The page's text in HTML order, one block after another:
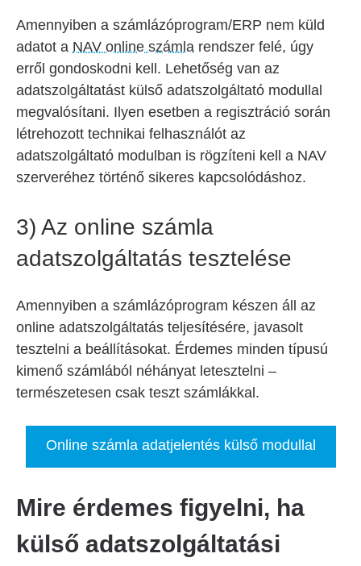
Amennyiben a számlázóprogram/ERP nem küld
adatot a NAV online számla rendszer felé, úgy
erről gondoskodni kell. Lehetőség van az
adatszolgáltatást külső adatszolgáltató modullal
megvalósítani. Ilyen esetben a regisztráció során
létrehozott technikai felhasználót az
adatszolgáltató modulban is rögzíteni kell a NAV
szerveréhez történő sikeres kapcsolódáshoz.
3) Az online számla
adatszolgáltatás tesztelése
Amennyiben a számlázóprogram készen áll az
online adatszolgáltatás teljesítésére, javasolt
tesztelni a beállításokat. Érdemes minden típusú
kimenő számlából néhányat letesztelni –
természetesen csak teszt számlákkal.
Online számla adatjelentés külső modullal
Mire érdemes figyelni, ha
külső adatszolgáltatási